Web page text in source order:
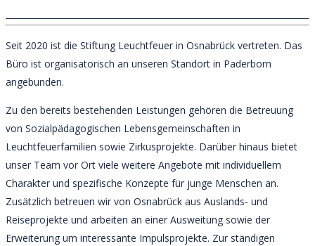
Seit 2020 ist die Stiftung Leuchtfeuer in Osnabrück vertreten. Das
Büro ist organisatorisch an unseren Standort in Paderborn
angebunden.
Zu den bereits bestehenden Leistungen gehören die Betreuung
von Sozialpädagogischen Lebensgemeinschaften in
Leuchtfeuerfamilien sowie Zirkusprojekte. Darüber hinaus bietet
unser Team vor Ort viele weitere Angebote mit individuellem
Charakter und spezifische Konzepte für junge Menschen an.
Zusätzlich betreuen wir von Osnabrück aus Auslands- und
Reiseprojekte und arbeiten an einer Ausweitung sowie der
Erweiterung um interessante Impulsprojekte. Zur ständigen